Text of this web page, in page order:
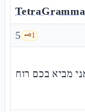
TetraGramma
5 🗝️1
מביא בכם רוח